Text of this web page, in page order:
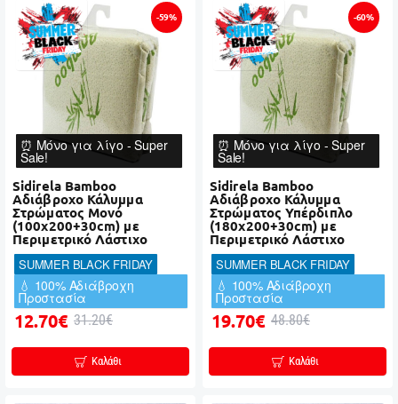
⏰ Μόνο για λίγο - Super
Sale!
-59%
Sidirela Bamboo
Αδιάβροχο Κάλυμμα
Στρώματος Μονό
(100x200+30cm) με
Περιμετρικό Λάστιχο
SUMMER BLACK FRIDAY
💧 100% Αδιάβροχη
Προστασία
12.70€ 31.20€
Καλάθι
⏰ Μόνο για λίγο - Super
Sale!
-60%
Sidirela Bamboo
Αδιάβροχο Κάλυμμα
Στρώματος Υπέρδιπλο
(180x200+30cm) με
Περιμετρικό Λάστιχο
SUMMER BLACK FRIDAY
💧 100% Αδιάβροχη
Προστασία
19.70€ 48.80€
Καλάθι